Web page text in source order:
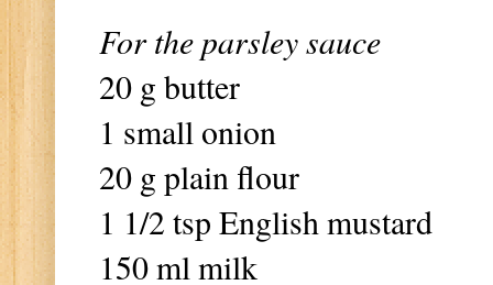
For the parsley sauce
20 g butter
1 small onion
20 g plain flour
1 1/2 tsp English mustard
150 ml milk